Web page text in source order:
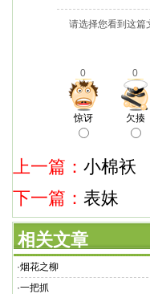
请选择您看到这篇
0 0
惊讶 欠揍
上一篇： 小棉袄
下一篇： 表妹
相关文章
·烟花之柳
·一把抓